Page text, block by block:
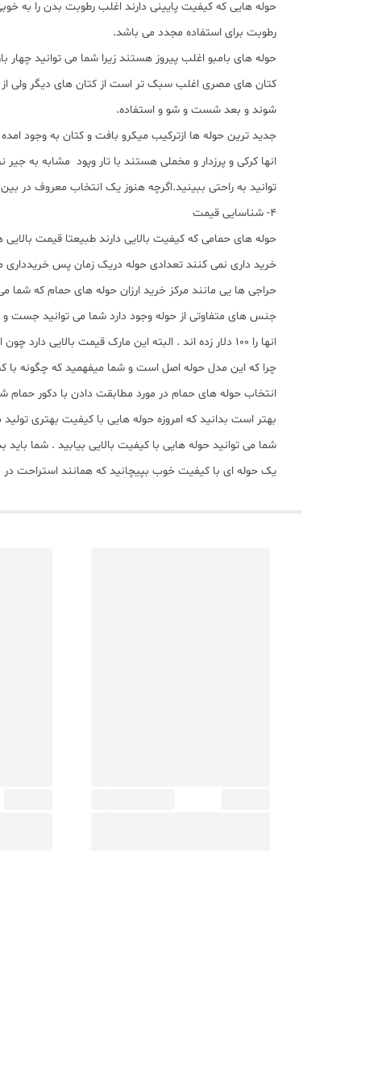
حوله هایی که کیفیت پایینی دارند اغلب رطوبت بدن را
رطوبت برای استفاده مجدد می باشد.
حوله های بامبو اغلب پیروز هستند زیرا شما می توانید
کتان های مصری اغلب سبک تر است از کتان های دیگر ولی
شوند و بعد شست و شو و استفاده.
جدید ترین حوله ها ازترکیب میکرو بافت و کتان به وجود
انها کرکی و پرزدار و مخملی هستند با تار وپود مشابه
توانید به راحتی ببینید.اگرچه هنوز یک انتخاب معروف در
4- شناسایی قیمت
حوله های حمامی که کیفیت بالایی دارند طبیعتا قیمت
خرید داری نمی کنند تعدادی حوله دریک زمان پس
حراجی ها یی مانند مرکز خرید ارزان حوله های حمام که شما می
انها را 100 دلار زده اند . البته این مارک قیمت بالایی دارد چون از مواد عالی و چگالی بالایی برخوردار است.
چرا که این مدل حوله اصل است و شما میفهمید که چگونه
انتخاب حوله های حمام در مورد مطابقت دادن با دکور حمام
بهتر است بدانید که امروزه حوله هایی با کیفیت بهتری
شما می توانید حوله هایی با کیفیت بالایی بیابید . شما
یک حوله ای با کیفیت خوب بپیچانید که همانند استراحت